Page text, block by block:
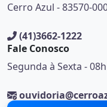
Cerro Azul - 83570-
(41)3662-1222
Fale Conosco
Segunda à Sexta -